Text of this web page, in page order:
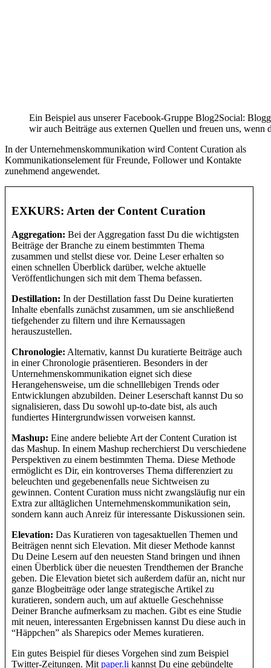
Ein Beispiel aus unserer Facebook-Gruppe Blog2Social:
wir auch Beiträge aus externen Quellen und freuen uns, wenn
In der Unternehmenskommunikation wird Content Curation als
Kommunikationselement für Freunde, Follower und Kontakte
zunehmend angewendet.
EXKURS: Arten der Content Curation
Aggregation: Bei der Aggregation fasst Du die wichtigsten
Beiträge der Branche zu einem bestimmten Thema
zusammen und stellst diese vor. Deine Leser erhalten so
einen schnellen Überblick darüber, welche aktuelle
Veröffentlichungen sich mit dem Thema befassen.
Destillation: In der Destillation fasst Du Deine kuratierten
Inhalte ebenfalls zunächst zusammen, um sie anschließend
tiefgehender zu filtern und ihre Kernaussagen
herauszustellen.
Chronologie: Alternativ, kannst Du kuratierte Beiträge auch
in einer Chronologie präsentieren. Besonders in der
Unternehmenskommunikation eignet sich diese
Herangehensweise, um die schnelllebigen Trends oder
Entwicklungen abzubilden. Deiner Leserschaft kannst Du so
signalisieren, dass Du sowohl up-to-date bist, als auch
fundiertes Hintergrundwissen vorweisen kannst.
Mashup: Eine andere beliebte Art der Content Curation ist
das Mashup. In einem Mashup recherchierst Du verschiedene
Perspektiven zu einem bestimmten Thema. Diese Methode
ermöglicht es Dir, ein kontroverses Thema differenziert zu
beleuchten und gegebenenfalls neue Sichtweisen zu
gewinnen. Content Curation muss nicht zwangsläufig nur ein
Extra zur alltäglichen Unternehmenskommunikation sein,
sondern kann auch Anreiz für interessante Diskussionen sein.
Elevation: Das Kuratieren von tagesaktuellen Themen und
Beiträgen nennt sich Elevation. Mit dieser Methode kannst
Du Deine Lesern auf den neuesten Stand bringen und ihnen
einen Überblick über die neuesten Trendthemen der Branche
geben. Die Elevation bietet sich außerdem dafür an, nicht nur
ganze Blogbeiträge oder lange strategische Artikel zu
kuratieren, sondern auch, um auf aktuelle Geschehnisse
Deiner Branche aufmerksam zu machen. Gibt es eine Studie
mit neuen, interessanten Ergebnissen kannst Du diese auch in
“Häppchen” als Sharepics oder Memes kuratieren.
Ein gutes Beispiel für dieses Vorgehen sind zum Beispiel
Twitter-Zeitungen. Mit paper.li kannst Du eine gebündelte